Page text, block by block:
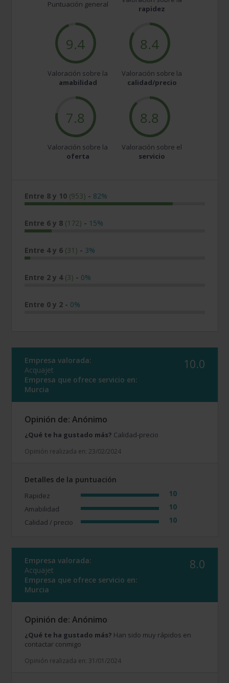
Puntuación general
rapidez
9.4
Valoración sobre la
amabilidad
8.4
Valoración sobre la
calidad/precio
7.8
Valoración sobre la
oferta
8.8
Valoración sobre el
servicio
Entre 8 y 10 (953) - 82%
Entre 6 y 8 (172) - 15%
Entre 4 y 6 (31) - 3%
Entre 2 y 4 (3) - 0%
Entre 0 y 2 - 0%
Empresa valorada:
Acquajet
Empresa que ofrece servicio en:
Murcia
10.0
Opinión de: Anónimo
¿Qué te ha gustado más? Calidad-precio
Opinión realizada en: 23/02/2024
Detalles de la puntuación
Rapidez 10
Amabilidad 10
Calidad / precio 10
Empresa valorada:
Acquajet
Empresa que ofrece servicio en:
Murcia
8.0
Opinión de: Anónimo
¿Qué te ha gustado más? Han sido muy rápidos en
contactar conmigo
Opinión realizada en: 31/01/2024